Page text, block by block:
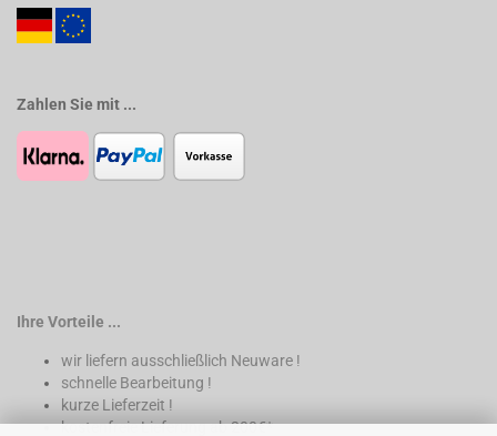
Zahlen Sie mit ...
Ihre Vorteile ...
wir liefern ausschließlich Neuware !
schnelle Bearbeitung !
kurze Lieferzeit !
kostenfreie Lieferung ab 200€*